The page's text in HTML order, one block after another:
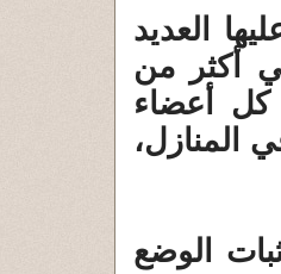
العديد
أكثر من
كل أعضاء
المنازل،
الوضع